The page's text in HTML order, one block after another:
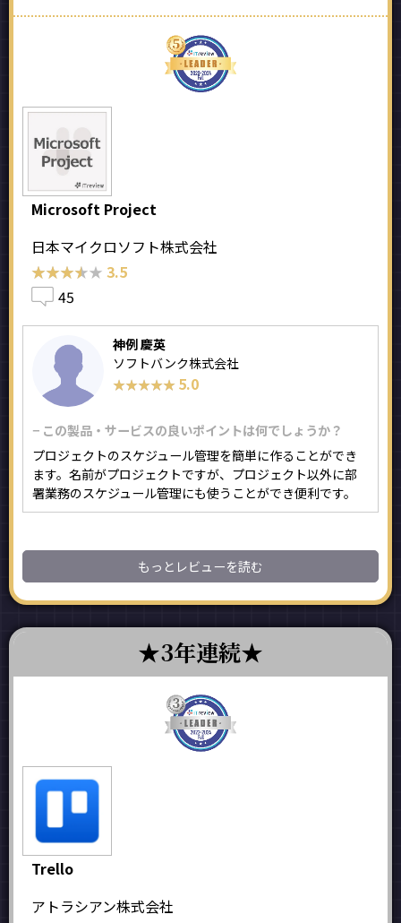
Microsoft Project
日本マイクロソフト株式会社
★★★★★
★★★★★ 3.5
45
神例 慶英
ソフトバンク株式会社
★★★★★
★★★★★ 5.0
− この製品・サービスの良いポイントは何でしょうか？
プロジェクトのスケジュール管理を簡単に作ることができ
ます。名前がプロジェクトですが、プロジェクト以外に部
署業務のスケジュール管理にも使うことができ便利です。
もっとレビューを読む
3年連続
Trello
アトラシアン株式会社